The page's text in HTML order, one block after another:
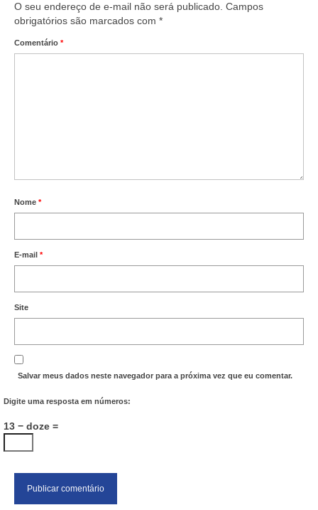
O seu endereço de e-mail não será publicado. Campos
obrigatórios são marcados com *
Comentário *
Nome *
E-mail *
Site
Salvar meus dados neste navegador para a próxima vez que eu comentar.
Digite uma resposta em números:
13 − doze =